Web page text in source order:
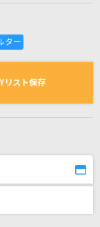
一覧
リスト保存